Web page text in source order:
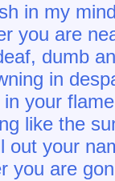
in my
you are
dumb
in
your flame
like the
out your
you are